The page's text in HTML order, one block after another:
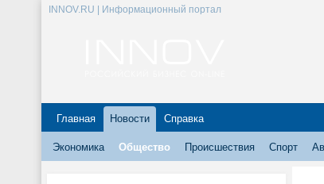
INNOV.RU | Информационный портал
Главная Новости Справка
Экономика Общество Происшествия Спорт